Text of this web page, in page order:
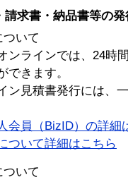
請求書・納品書等の
いて
ンラインでは、24時
できます。
ン見積書発行には、
会員（BizID）の詳細
ついて詳細はこちら
いて